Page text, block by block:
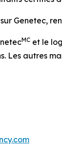
Genetec,
MC et le
Les autres